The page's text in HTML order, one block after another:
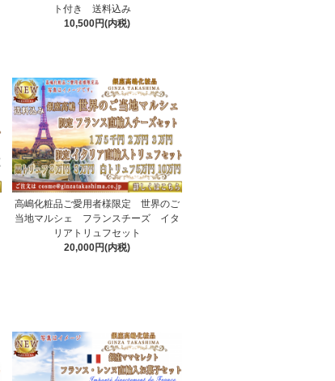
ト付き 送料込み
10,500円(内税)
高嶋化粧品ご愛用者様限定 世界のご
当地マルシェ フランスチーズ イタ
リアトリュフセット
20,000円(内税)